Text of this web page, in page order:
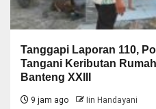
Tanggapi Laporan 110,
Tangani Keributan
Banteng XXIII
9 jam ago Iin Handayani